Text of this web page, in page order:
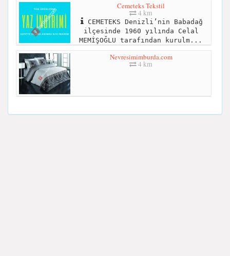
Cemeteks Tekstil
4 km
CEMETEKS Denizli’nin Babadağ
ilçesinde 1960 yılında Celal
MEMİŞOĞLU tarafından kurulm...
Nevresimimburda.com
4 km